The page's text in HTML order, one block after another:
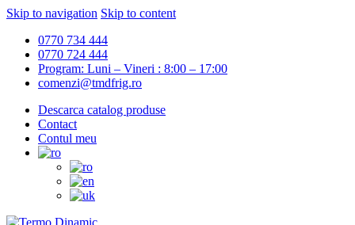
Skip to navigation Skip to content
0770 734 444
0770 724 444
Program: Luni – Vineri : 8:00 – 17:00
comenzi@tmdfrig.ro
Descarca catalog produse
Contact
Contul meu